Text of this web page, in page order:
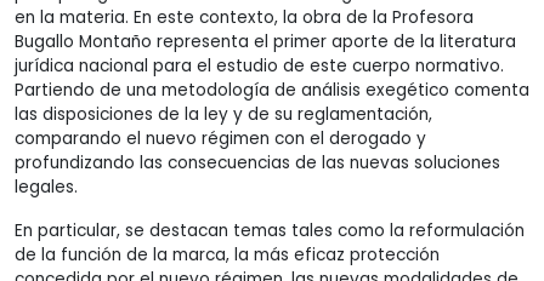
en la materia. En este contexto, la obra de la Profesora
Bugallo Montaño representa el primer aporte de la literatura
jurídica nacional para el estudio de este cuerpo normativo.
Partiendo de una metodología de análisis exegético comenta
las disposiciones de la ley y de su reglamentación,
comparando el nuevo régimen con el derogado y
profundizando las consecuencias de las nuevas soluciones
legales.
En particular, se destacan temas tales como la reformulación
de la función de la marca, la más eficaz protección